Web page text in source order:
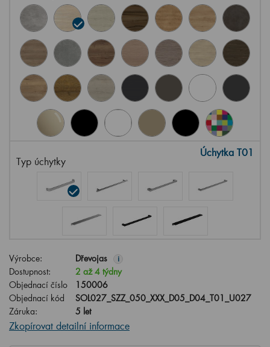
Typ úchytky
Úchytka T01
Výrobce: Dřevojas i
Dostupnost:
2 až 4 týdny
Objednací číslo
150006
Objednací kód
SOL027_SZZ_050_XXX_D05_D04_T01_U027
Záruka:
5 let
Zkopírovat detailní informace